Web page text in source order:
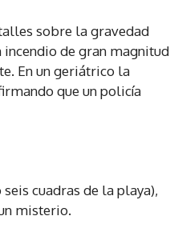
sobre la gravedad
incendio de gran magnitud
En un geriátrico la
que un policía
cuadras de la playa),
misterio.